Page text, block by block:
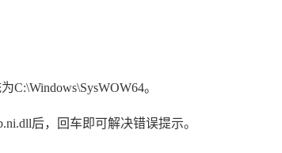
C:\Windows\SysWOW64。
后，回车即可解决错误提示。